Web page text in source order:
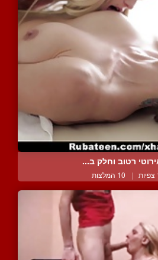
רטוב וחלק ב...
| 10 המלצות